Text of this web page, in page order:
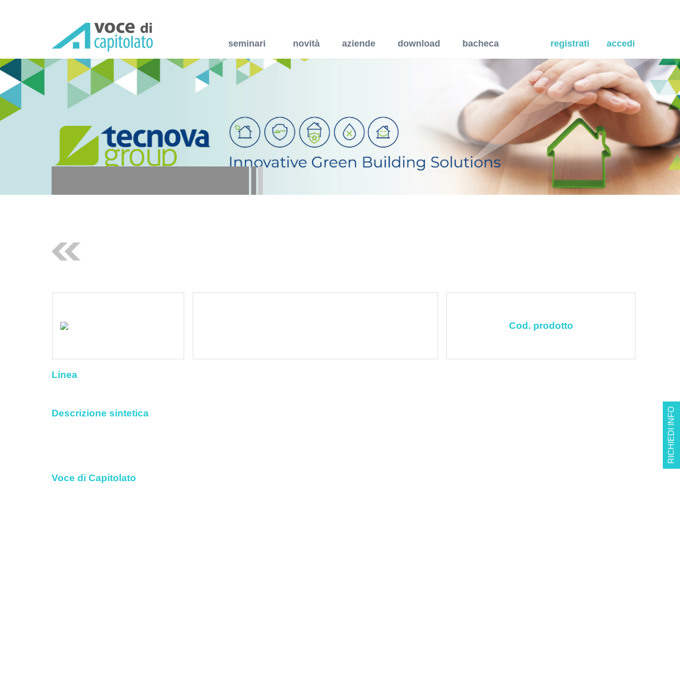
seminari novità aziende download bacheca registrati accedi
RICHIEDI INFO
Cod. prodotto
Linea
Descrizione sintetica
Voce di Capitolato